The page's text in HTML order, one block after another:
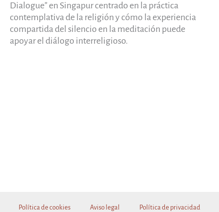
Dialogue” en Singapur centrado en la práctica
contemplativa de la religión y cómo la experiencia
compartida del silencio en la meditación puede
apoyar el diálogo interreligioso.
Política de cookies Aviso legal Política de privacidad